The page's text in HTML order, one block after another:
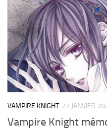
VAMPIRE KNIGHT 22 JANVIER
Vampire Knight